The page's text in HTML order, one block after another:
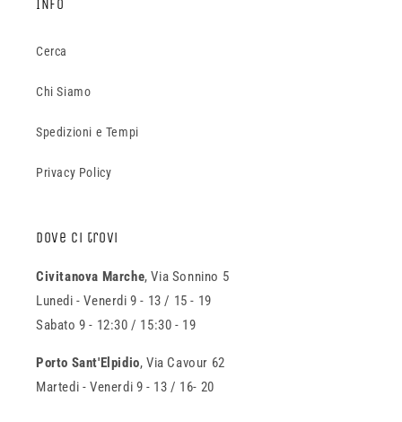
INFO
Cerca
Chi Siamo
Spedizioni e Tempi
Privacy Policy
Dove ci trovi
Civitanova Marche, Via Sonnino 5
Lunedi - Venerdi 9 - 13 / 15 - 19
Sabato 9 - 12:30 / 15:30 - 19
Porto Sant'Elpidio, Via Cavour 62
Martedi - Venerdi 9 - 13 / 16- 20